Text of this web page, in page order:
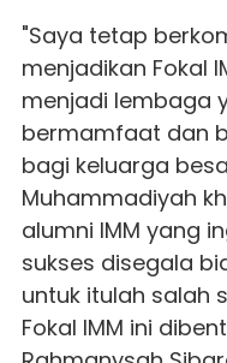
"Saya tetap
menjadikan Fokal
menjadi lembaga
bermamfaat dan
bagi keluarga
Muhammadiyah
alumni IMM yang
sukses disegala
untuk itulah salah
Fokal IMM ini